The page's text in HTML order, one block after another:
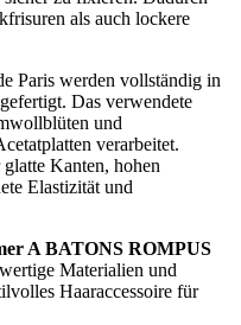
als auch lockere
Paris werden vollständig in
Das verwendete
und
verarbeitet.
Kanten, hohen
Elastizität und
A BATONS ROMPUS
Materialien und
Haaraccessoire für